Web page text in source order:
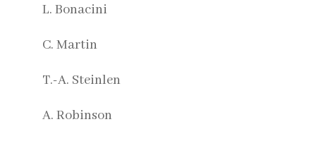
L. Bonacini
C. Martin
T.-A. Steinlen
A. Robinson